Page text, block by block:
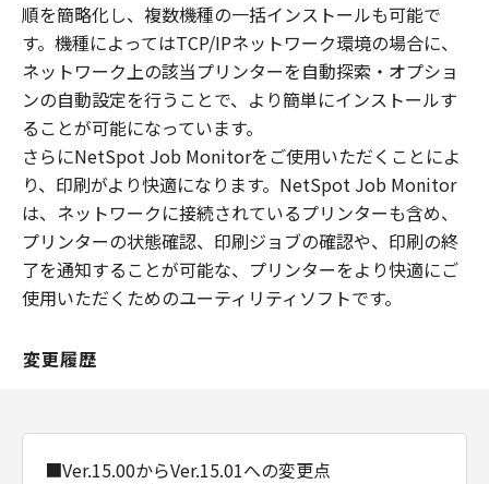
順を簡略化し、複数機種の一括インストールも可能で
す。機種によってはTCP/IPネットワーク環境の場合に、
ネットワーク上の該当プリンターを自動探索・オプショ
ンの自動設定を行うことで、より簡単にインストールす
ることが可能になっています。
さらにNetSpot Job Monitorをご使用いただくことによ
り、印刷がより快適になります。NetSpot Job Monitor
は、ネットワークに接続されているプリンターも含め、
プリンターの状態確認、印刷ジョブの確認や、印刷の終
了を通知することが可能な、プリンターをより快適にご
使用いただくためのユーティリティソフトです。
変更履歴
■Ver.15.00からVer.15.01への変更点